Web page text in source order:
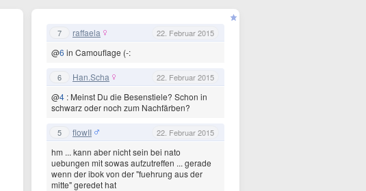
7 raffaela 22. Februar 2015
@6 in Camouflage (-:
6 Han.Scha 22. Februar 2015
@4 : Meinst Du die Besenstiele? Schon in
schwarz oder noch zum Nachfärben?
5 flowII 22. Februar 2015
hm ... kann aber nicht sein bei nato
uebungen mit sowas aufzutreffen ... gerade
wenn der ibok von der "fuehrung aus der
mitte" geredet hat